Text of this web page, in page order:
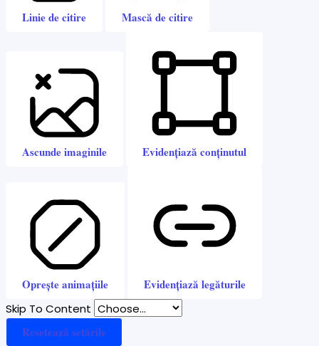
Linie de citire Mască de citire
Ascunde imaginile Evidențiază conținutul
Oprește animațiile Evidențiază legăturile
Skip To Content
Resetează setările